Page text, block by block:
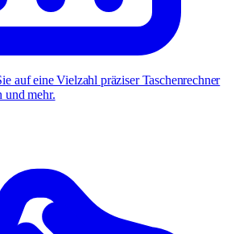
auf eine Vielzahl präziser Taschenrechner
und mehr.